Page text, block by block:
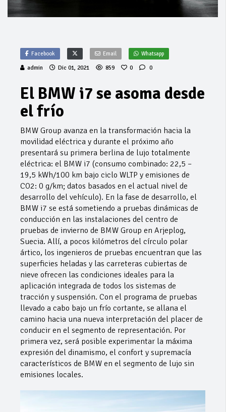
Facebook Email Whatsapp
admin Dic 01, 2021 859 0 0
El BMW i7 se asoma desde
el frío
BMW Group avanza en la transformación hacia la
movilidad eléctrica y durante el próximo año
presentará su primera berlina de lujo totalmente
eléctrica: el BMW i7 (consumo combinado: 22,5 –
19,5 kWh/100 km bajo ciclo WLTP y emisiones de
CO2: 0 g/km; datos basados en el actual nivel de
desarrollo del vehículo). En la fase de desarrollo, el
BMW i7 se está sometiendo a pruebas dinámicas de
conducción en las instalaciones del centro de
pruebas de invierno de BMW Group en Arjeplog,
Suecia. Allí, a pocos kilómetros del círculo polar
ártico, los ingenieros de pruebas encuentran que las
superficies heladas y las carreteras cubiertas de
nieve ofrecen las condiciones ideales para la
aplicación integrada de todos los sistemas de
tracción y suspensión. Con el programa de pruebas
llevado a cabo bajo un frío cortante, se allana el
camino hacia una nueva interpretación del placer de
conducir en el segmento de representación. Por
primera vez, será posible experimentar la máxima
expresión del dinamismo, el confort y supremacía
característicos de BMW en el segmento de lujo sin
emisiones locales.